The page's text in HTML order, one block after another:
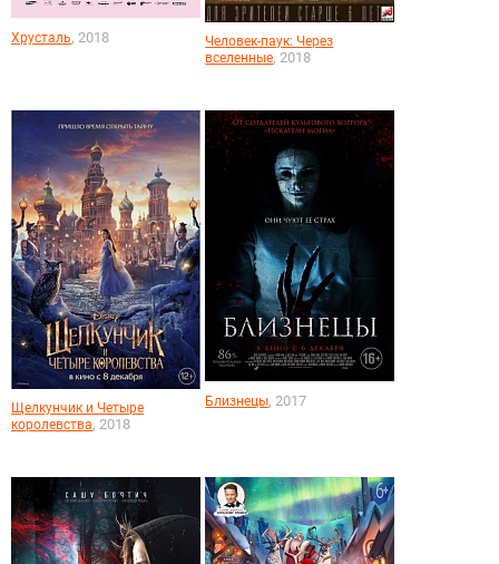
Хрусталь, 2018
Человек-паук: Через
вселенные, 2018
Щелкунчик и Четыре
королевства, 2018
Близнецы, 2017